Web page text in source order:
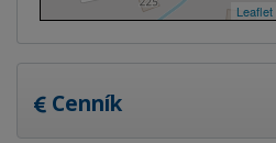
Leaflet
Cenník